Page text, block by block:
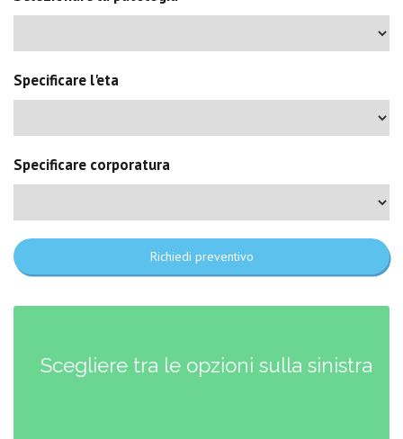
Specificare l'eta
Specificare corporatura
Richiedi preventivo
Scegliere tra le opzioni sulla sinistra